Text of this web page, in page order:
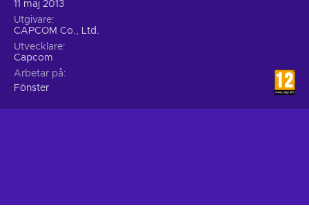
11 maj 2013
Utgivare
CAPCOM Co., Ltd.
Utvecklare
Capcom
Arbetar på
Fönster